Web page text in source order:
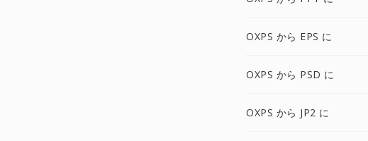
OXPS から EPS に
OXPS から PSD に
OXPS から JP2 に